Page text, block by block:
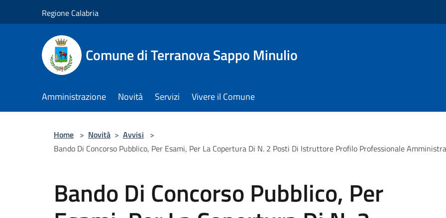
Regione Calabria
Comune di Terranova Sappo Minulio
Amministrazione Novità Servizi Vivere il Comune
Home > Novità > Avvisi >
Bando Di Concorso Pubblico, Per Esami, Per La Copertura Di N. 2 Posti Di Istruttore Profilo Professionale
Bando Di Concorso Pubblico, Per